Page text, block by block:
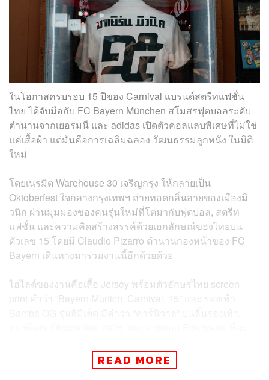
ในโอกาสครบรอบ 15 ปีของ Carnival แบรนด์สตรีทแฟชั่น
ไทย ได้จับมือกับ FC Bayern München สโมสรฟุตบอลระดับ
ตำนานจากเยอรมนี และ adidas เปิดตัวคอลแลบพิเศษที่ไม่ใช่
แค่เสื้อผ้า แต่มันคือการเฉลิมฉลอง วัฒนธรรมลูกหนัง ในมิติ
ใหม่
โดยเนรมิต Warehouse 30 เจริญกรุง ให้กลายเป็น
Oktoberfest ใจกลางกรุงเทพฯ ถ่ายทอดกลิ่นอายของเมืองมิ
วนิก ผ่านมุมมองของคนรุ่นใหม่ที่โตมากับฟุตบอล, สตรีท
แฟชั่น และความคิดสร้างสรรค์ด้วยเอกลักษณ์ของไทยบน
ตัวเลข 15 โดยมี Claudio Pizarro ตำนานกองหน้าของ FC
Bayern เดินทางมาร่วมงานนี้อีกด้วยด้วย
ไฮไลต์ของงานคือเสื้อ Jersey พร้อมตัวอักษรไทย screen-
print คำว่า “Bayern Munich, Carnival, 15” และ รองเท้า
READ MORE